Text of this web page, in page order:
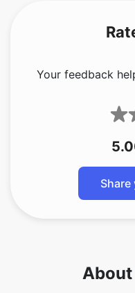
Your feedback